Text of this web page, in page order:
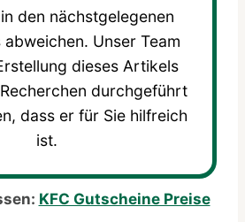
den nächstgelegenen
abweichen. Unser Team
dieses Artikels
durchgeführt
dass er für Sie hilfreich
ist.
KFC Gutscheine Preise